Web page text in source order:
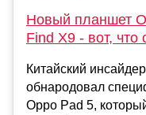
Новый планшет
Find X9 - вот, что
Китайский
обнародовал
Oppo Pad 5,